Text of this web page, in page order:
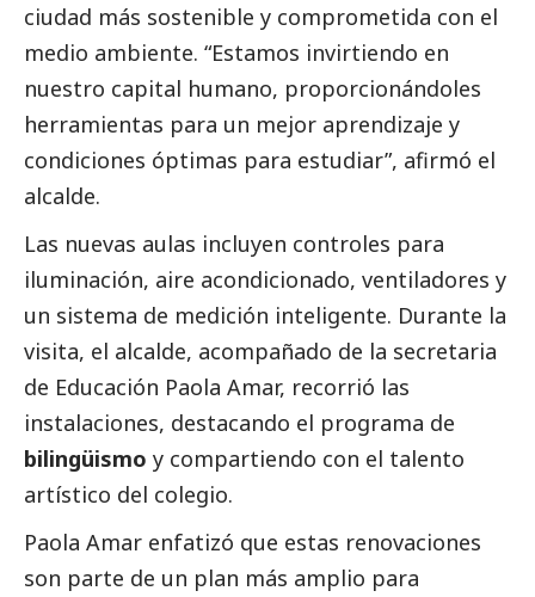
ciudad más sostenible y comprometida con el
medio ambiente. “Estamos invirtiendo en
nuestro capital humano, proporcionándoles
herramientas para un mejor aprendizaje y
condiciones óptimas para estudiar”, afirmó el
alcalde.
Las nuevas aulas incluyen controles para
iluminación, aire acondicionado, ventiladores y
un sistema de medición inteligente. Durante la
visita, el alcalde, acompañado de la secretaria
de Educación Paola Amar, recorrió las
instalaciones, destacando el programa de
bilingüismo y compartiendo con el talento
artístico del colegio.
Paola Amar enfatizó que estas renovaciones
son parte de un plan más amplio para